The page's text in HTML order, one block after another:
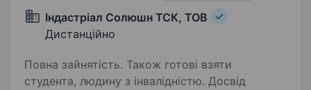
Індастріал Солюшн ТСК, ТОВ
Дистанційно
Повна зайнятість. Також готові взяти
студента, людину з інвалідністю. Досвід